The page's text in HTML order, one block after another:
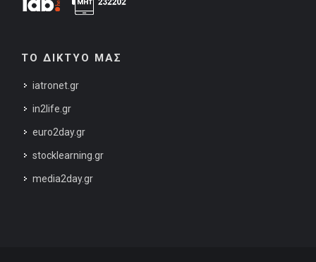
ΤΟ ΔΙΚΤΥΟ ΜΑΣ
iatronet.gr
in2life.gr
euro2day.gr
stocklearning.gr
media2day.gr